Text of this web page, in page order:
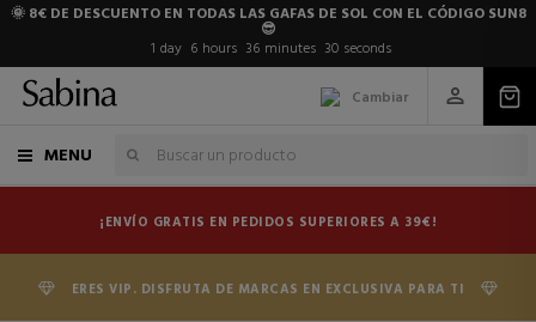
🌞 8€ DE DESCUENTO EN TODAS LAS GAFAS DE SOL CON EL CÓDIGO SUN8
😎
1 day 6 hours 36 minutes 29 seconds
Cambiar
MENU
¡ENVÍO GRATIS EN PEDIDOS SUPERIORES A 39€!
ERES VIP. DISFRUTA DE MARCAS EN EXCLUSIVA PARA TI